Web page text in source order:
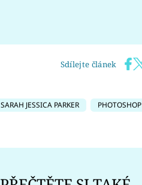
Sdílejte článek
SARAH JESSICA PARKER PHOTOSHOP